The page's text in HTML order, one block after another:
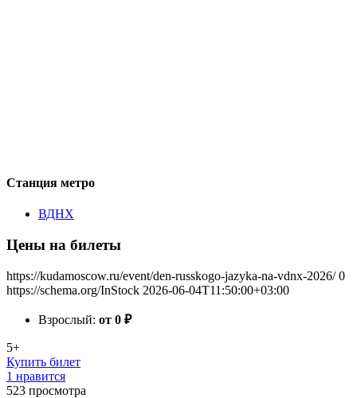
Станция метро
ВДНХ
Цены на билеты
https://kudamoscow.ru/event/den-russkogo-jazyka-na-vdnx-2026/ 0
https://schema.org/InStock 2026-06-04T11:50:00+03:00
Взрослый: от 0 ₽
5+
Купить билет
1 нравится
523 просмотра